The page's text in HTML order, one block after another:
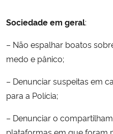
Sociedade em geral:
– Não espalhar boatos
medo e pânico;
– Denunciar suspeitas em
para a Polícia;
– Denunciar o
plataformas em que foram